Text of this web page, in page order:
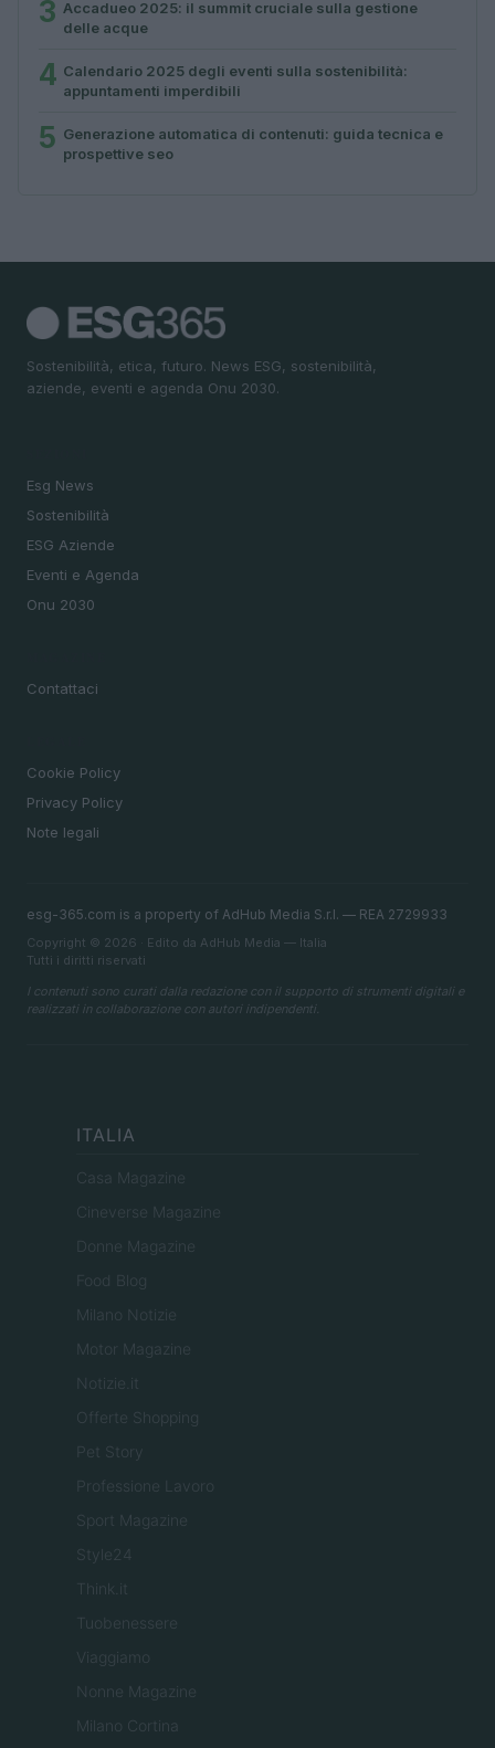
3 Accadueo 2025: il summit cruciale sulla gestione
delle acque
4 Calendario 2025 degli eventi sulla sostenibilità:
appuntamenti imperdibili
5 Generazione automatica di contenuti: guida tecnica e
prospettive seo
Sostenibilità, etica, futuro. News ESG, sostenibilità,
aziende, eventi e agenda Onu 2030.
Esg News
Sostenibilità
ESG Aziende
Eventi e Agenda
Onu 2030
Contattaci
Cookie Policy
Privacy Policy
Note legali
esg-365.com is a property of AdHub Media S.r.l. — REA 2729933
Copyright © 2026 · Edito da AdHub Media — Italia
Tutti i diritti riservati
I contenuti sono curati dalla redazione con il supporto di strumenti digitali e
realizzati in collaborazione con autori indipendenti.
ITALIA
Casa Magazine
Cineverse Magazine
Donne Magazine
Food Blog
Milano Notizie
Motor Magazine
Notizie.it
Offerte Shopping
Pet Story
Professione Lavoro
Sport Magazine
Style24
Think.it
Tuobenessere
Viaggiamo
Nonne Magazine
Milano Cortina